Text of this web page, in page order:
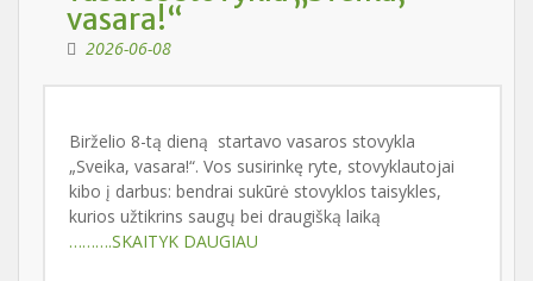
vasara!“
2026-06-08
Birželio 8-tą dieną startavo vasaros stovykla
„Sveika, vasara!“. Vos susirinkę ryte, stovyklautojai
kibo į darbus: bendrai sukūrė stovyklos taisykles,
kurios užtikrins saugų bei draugišką laiką
……….SKAITYK DAUGIAU